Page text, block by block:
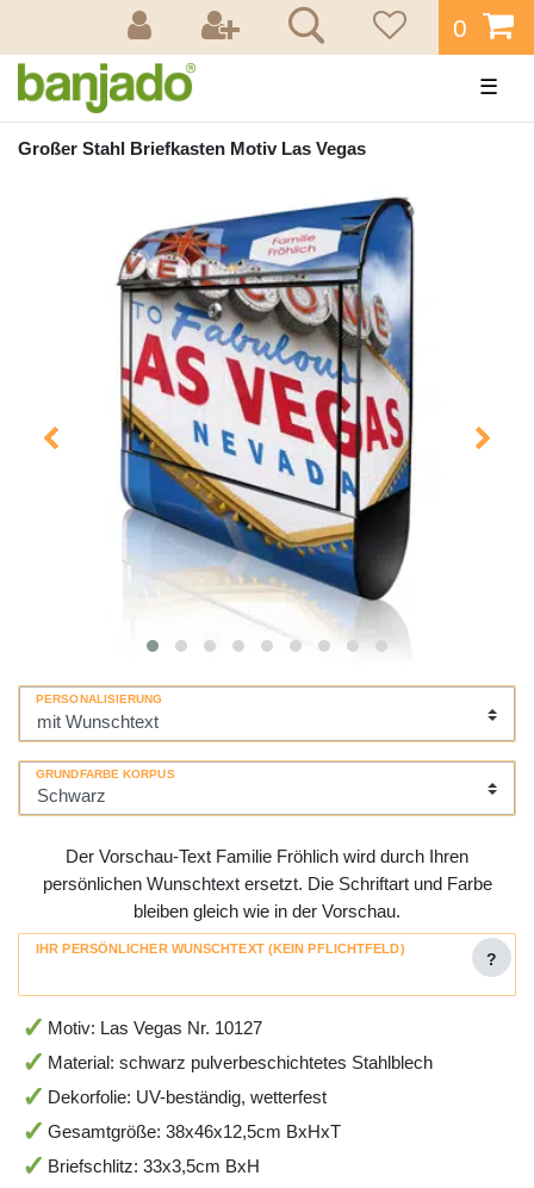
0
☰
Großer Stahl Briefkasten Motiv Las Vegas
PERSONALISIERUNG
GRUNDFARBE KORPUS
Der Vorschau-Text Familie Fröhlich wird durch Ihren
persönlichen Wunschtext ersetzt. Die Schriftart und Farbe
bleiben gleich wie in der Vorschau.
IHR PERSÖNLICHER WUNSCHTEXT (KEIN PFLICHTFELD)
?
Motiv: Las Vegas Nr. 10127
Material: schwarz pulverbeschichtetes Stahlblech
Dekorfolie: UV-beständig, wetterfest
Gesamtgröße: 38x46x12,5cm BxHxT
Briefschlitz: 33x3,5cm BxH